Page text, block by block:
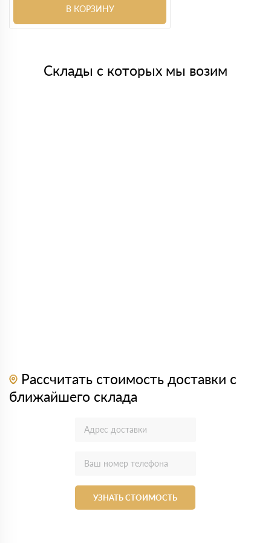
В КОРЗИНУ
Склады с которых мы возим
Рассчитать стоимость доставки с
ближайшего склада
УЗНАТЬ СТОИМОСТЬ